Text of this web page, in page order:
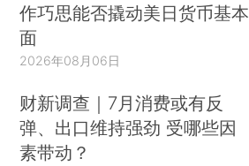
作巧思能否撬动美日货币基本
面
2026年08月06日
财新调查｜7月消费或有反
弹、出口维持强劲 受哪些因
素带动？